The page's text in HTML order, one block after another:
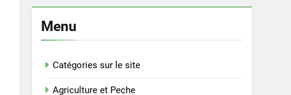
Menu
Catégories sur le site
Agriculture et Peche